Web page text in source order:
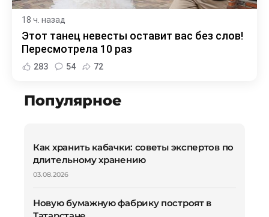
18 ч. назад
Этот танец невесты оставит вас без слов!
Пересмотрела 10 раз
283 54 72
Популярное
Как хранить кабачки: советы экспертов по
длительному хранению
03.08.2026
Новую бумажную фабрику построят в